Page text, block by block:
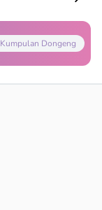
Kumpulan Dongeng